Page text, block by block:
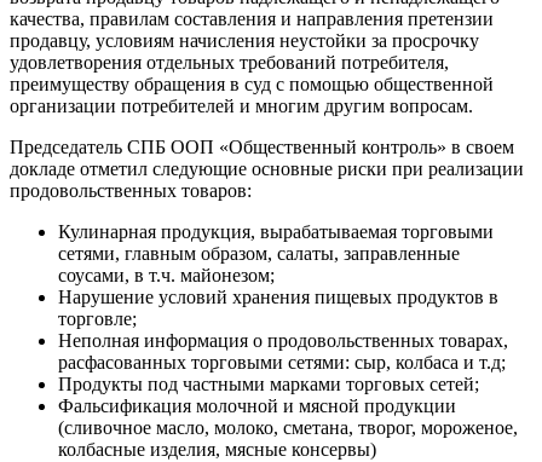
качества, правилам составления и направления претензии
продавцу, условиям начисления неустойки за просрочку
удовлетворения отдельных требований потребителя,
преимуществу обращения в суд с помощью общественной
организации потребителей и многим другим вопросам.
Председатель СПБ ООП «Общественный контроль» в своем
докладе отметил следующие основные риски при реализации
продовольственных товаров:
Кулинарная продукция, вырабатываемая торговыми
сетями, главным образом, салаты, заправленные
соусами, в т.ч. майонезом;
Нарушение условий хранения пищевых продуктов в
торговле;
Неполная информация о продовольственных товарах,
расфасованных торговыми сетями: сыр, колбаса и т.д;
Продукты под частными марками торговых сетей;
Фальсификация молочной и мясной продукции
(сливочное масло, молоко, сметана, творог, мороженое,
колбасные изделия, мясные консервы)